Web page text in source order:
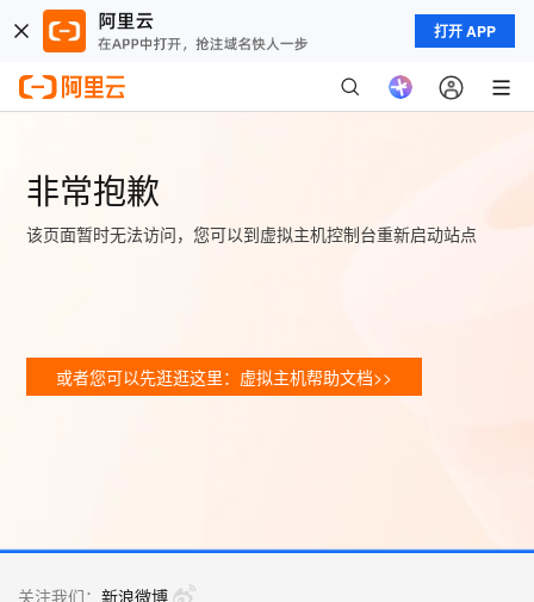
打开 APP
非常抱歉
该页面暂时无法访问，您可以到虚拟主机控制台重新启动站点
或者您可以先逛逛这里：虚拟主机帮助文档>>